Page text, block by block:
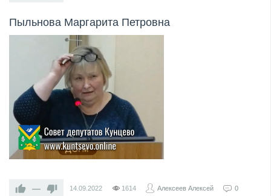
Пыльнова Маргарита Петровна
— 14.09.2022 1614 Алексеев Алексей 0